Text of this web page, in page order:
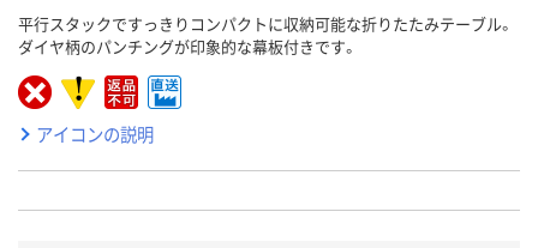
平行スタックですっきりコンパクトに収納可能な折りたたみテーブル。
ダイヤ柄のパンチングが印象的な幕板付きです。
アイコンの説明